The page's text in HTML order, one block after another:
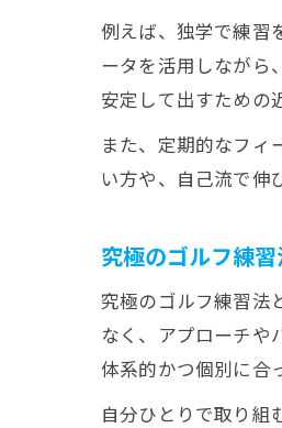
例えば、独学で練習
ータを活用しながら
安定して出すための
また、定期的なフィ
い方や、自己流で伸
究極のゴルフ練
究極のゴルフ練習法
なく、アプローチや
体系的かつ個別に合
自分ひとりで取り組